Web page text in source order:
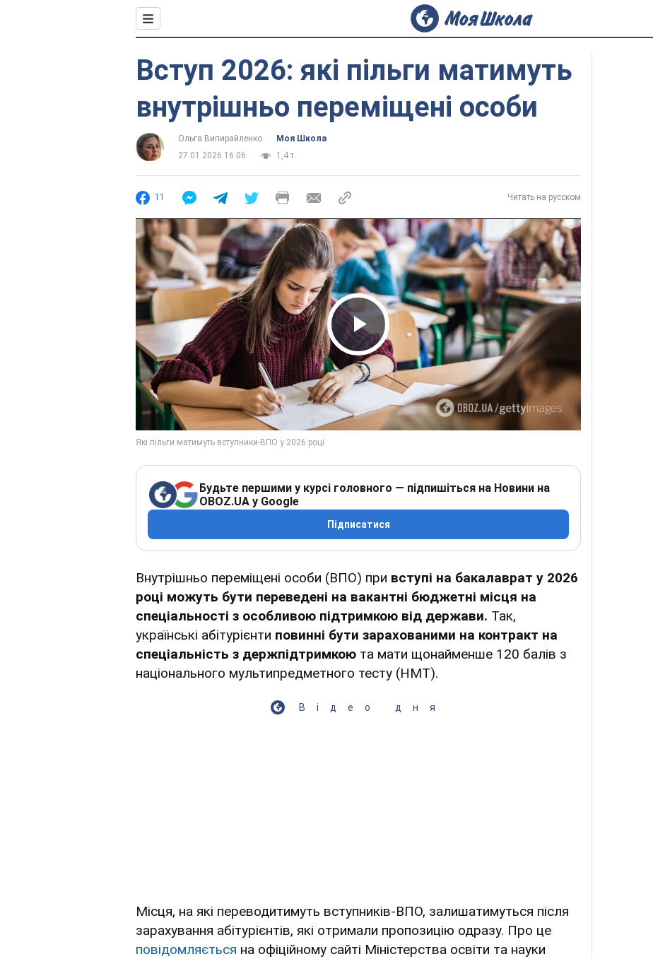
Вступ 2026: які пільги матимуть
внутрішньо переміщені особи
Ольга Випирайленко
Моя Школа
27.01.2026 16:06
1,4 т.
11 Читать на русском
Play Video
Будьте першими у курсі головного — підпишіться на Новини на
OBOZ.UA у Google
Підписатися
Внутрішньо переміщені особи (ВПО) при вступі на бакалаврат у 2026
році можуть бути переведені на вакантні бюджетні місця на
спеціальності з особливою підтримкою від держави. Так,
українські абітурієнти повинні бути зарахованими на контракт на
спеціальність з держпідтримкою та мати щонайменше 120 балів з
національного мультипредметного тесту (НМТ).
Відео дня
Місця, на які переводитимуть вступників-ВПО, залишатимуться після
зарахування абітурієнтів, які отримали пропозицію одразу. Про це
повідомляється на офіційному сайті Міністерства освіти та науки